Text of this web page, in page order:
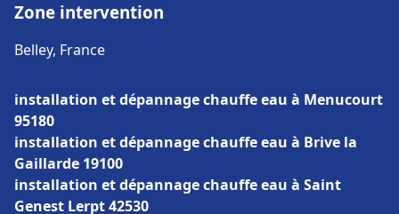
Zone intervention
Belley, France
installation et dépannage chauffe eau à Menucourt
95180
installation et dépannage chauffe eau à Brive la
Gaillarde 19100
installation et dépannage chauffe eau à Saint
Genest Lerpt 42530